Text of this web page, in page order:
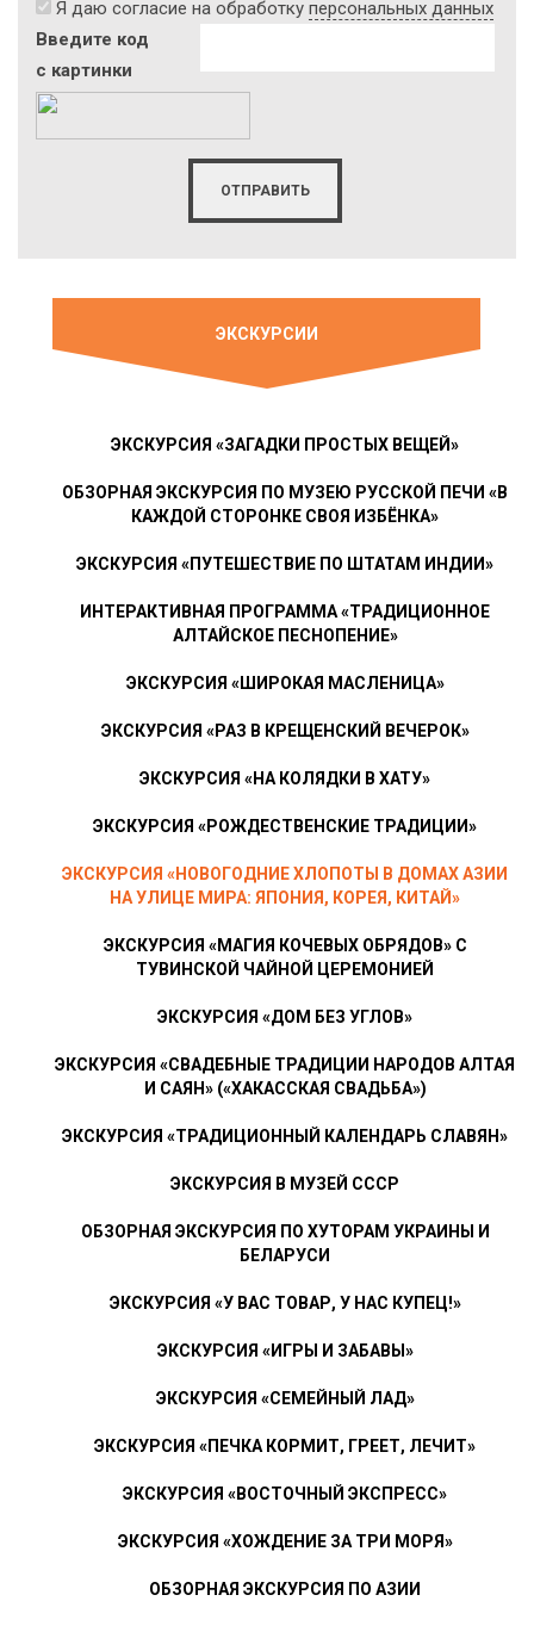
Я даю согласие на обработку персональных данных
Введите код
с картинки
ЭКСКУРСИИ
ЭКСКУРСИЯ «ЗАГАДКИ ПРОСТЫХ ВЕЩЕЙ»
ОБЗОРНАЯ ЭКСКУРСИЯ ПО МУЗЕЮ РУССКОЙ ПЕЧИ «В
КАЖДОЙ СТОРОНКЕ СВОЯ ИЗБЁНКА»
ЭКСКУРСИЯ «ПУТЕШЕСТВИЕ ПО ШТАТАМ ИНДИИ»
ИНТЕРАКТИВНАЯ ПРОГРАММА «ТРАДИЦИОННОЕ
АЛТАЙСКОЕ ПЕСНОПЕНИЕ»
ЭКСКУРСИЯ «ШИРОКАЯ МАСЛЕНИЦА»
ЭКСКУРСИЯ «РАЗ В КРЕЩЕНСКИЙ ВЕЧЕРОК»
ЭКСКУРСИЯ «НА КОЛЯДКИ В ХАТУ»
ЭКСКУРСИЯ «РОЖДЕСТВЕНСКИЕ ТРАДИЦИИ»
ЭКСКУРСИЯ «НОВОГОДНИЕ ХЛОПОТЫ В ДОМАХ АЗИИ
НА УЛИЦЕ МИРА: ЯПОНИЯ, КОРЕЯ, КИТАЙ»
ЭКСКУРСИЯ «МАГИЯ КОЧЕВЫХ ОБРЯДОВ» С
ТУВИНСКОЙ ЧАЙНОЙ ЦЕРЕМОНИЕЙ
ЭКСКУРСИЯ «ДОМ БЕЗ УГЛОВ»
ЭКСКУРСИЯ «СВАДЕБНЫЕ ТРАДИЦИИ НАРОДОВ АЛТАЯ
И САЯН» («ХАКАССКАЯ СВАДЬБА»)
ЭКСКУРСИЯ «ТРАДИЦИОННЫЙ КАЛЕНДАРЬ СЛАВЯН»
ЭКСКУРСИЯ В МУЗЕЙ СССР
ОБЗОРНАЯ ЭКСКУРСИЯ ПО ХУТОРАМ УКРАИНЫ И
БЕЛАРУСИ
ЭКСКУРСИЯ «У ВАС ТОВАР, У НАС КУПЕЦ!»
ЭКСКУРСИЯ «ИГРЫ И ЗАБАВЫ»
ЭКСКУРСИЯ «СЕМЕЙНЫЙ ЛАД»
ЭКСКУРСИЯ «ПЕЧКА КОРМИТ, ГРЕЕТ, ЛЕЧИТ»
ЭКСКУРСИЯ «ВОСТОЧНЫЙ ЭКСПРЕСС»
ЭКСКУРСИЯ «ХОЖДЕНИЕ ЗА ТРИ МОРЯ»
ОБЗОРНАЯ ЭКСКУРСИЯ ПО АЗИИ